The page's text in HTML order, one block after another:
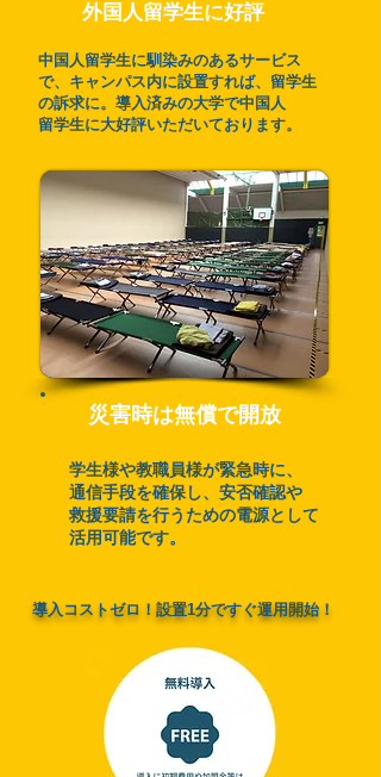
外国人留学生に好評
中国人留学生に馴染みのあるサービス
で、キャンパス内に設置すれば、留学生
の訴求に。導入済みの大学で中国人
留学生に大好評いただいております。
​災害時は無償で開放
学生様や教職員様が緊急時に、
通信手段を確保し、安否確認や
救援要請を行うための電源として
活用可能です。
​導入コストゼロ！設置1分ですぐ運用開始！